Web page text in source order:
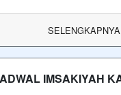
SELENGKAPNYA
IMSAKIYAH